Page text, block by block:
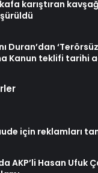
karıştıran
Duran’dan
Kanun teklifi tarihi
için reklamları
AKP’li Hasan Ufuk